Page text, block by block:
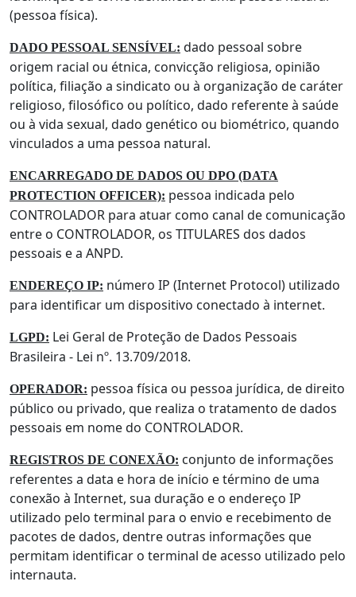
(pessoa física).
DADO PESSOAL SENSÍVEL: dado pessoal sobre
origem racial ou étnica, convicção religiosa, opinião
política, filiação a sindicato ou à organização de caráter
religioso, filosófico ou político, dado referente à saúde
ou à vida sexual, dado genético ou biométrico, quando
vinculados a uma pessoa natural.
ENCARREGADO DE DADOS OU DPO (DATA
PROTECTION OFFICER): pessoa indicada pelo
CONTROLADOR para atuar como canal de comunicação
entre o CONTROLADOR, os TITULARES dos dados
pessoais e a ANPD.
ENDEREÇO IP: número IP (Internet Protocol) utilizado
para identificar um dispositivo conectado à internet.
LGPD: Lei Geral de Proteção de Dados Pessoais
Brasileira - Lei nº. 13.709/2018.
OPERADOR: pessoa física ou pessoa jurídica, de direito
público ou privado, que realiza o tratamento de dados
pessoais em nome do CONTROLADOR.
REGISTROS DE CONEXÃO: conjunto de informações
referentes a data e hora de início e término de uma
conexão à Internet, sua duração e o endereço IP
utilizado pelo terminal para o envio e recebimento de
pacotes de dados, dentre outras informações que
permitam identificar o terminal de acesso utilizado pelo
internauta.